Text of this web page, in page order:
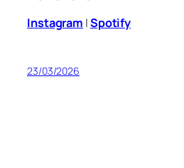
Instagram |Spotify
23/03/2026